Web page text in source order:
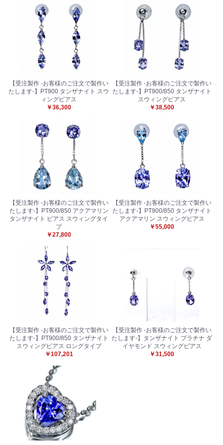
【受注製作 -お客様のご注文で製作い
たします-】PT900 タンザナイト スウ
ィングピアス
￥36,300
【受注製作 -お客様のご注文で製作い
たします-】PT900/850 タンザナイト
スウィングピアス
￥38,500
【受注製作 -お客様のご注文で製作い
たします-】PT900/850 アクアマリン
タンザナイト ピアス スウィングタイ
プ
￥27,800
【受注製作 -お客様のご注文で製作い
たします-】PT900/850 タンザナイト
アクアマリン スウィングピアス
￥55,000
【受注製作 -お客様のご注文で製作い
たします-】PT900/850 タンザナイト
スウィングピアス ロングタイプ
￥107,201
【受注製作 -お客様のご注文で製作い
たします-】タンザナイト プラチナ ダ
イヤモンド スウィングピアス
￥31,500
お買い物を続ける カートへ進む